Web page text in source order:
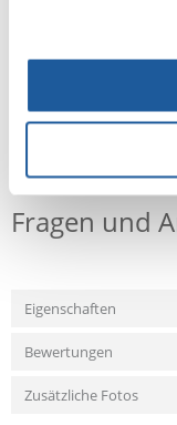
Fragen und
Eigenschaften
Bewertungen
Zusätzliche Fotos